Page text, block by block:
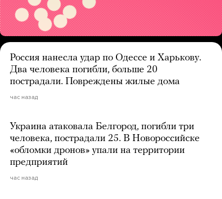
Россия нанесла удар по Одессе и Харькову.
Два человека погибли, больше 20
пострадали. Повреждены жилые дома
час назад
Украина атаковала Белгород, погибли три
человека, пострадали 25. В Новороссийске
«обломки дронов» упали на территории
предприятий
час назад